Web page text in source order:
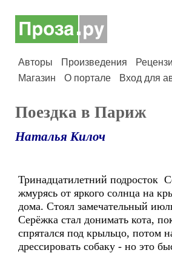
Авторы Произведения
Магазин
О портале Вход для
Поездка в Париж
Наталья Килоч
Тринадцатилетний подросток
жмурясь от яркого солнца на
дома. Стоял замечательный
Серёжка стал донимать кота,
спрятался под крыльцо, потом
дрессировать собаку - но это